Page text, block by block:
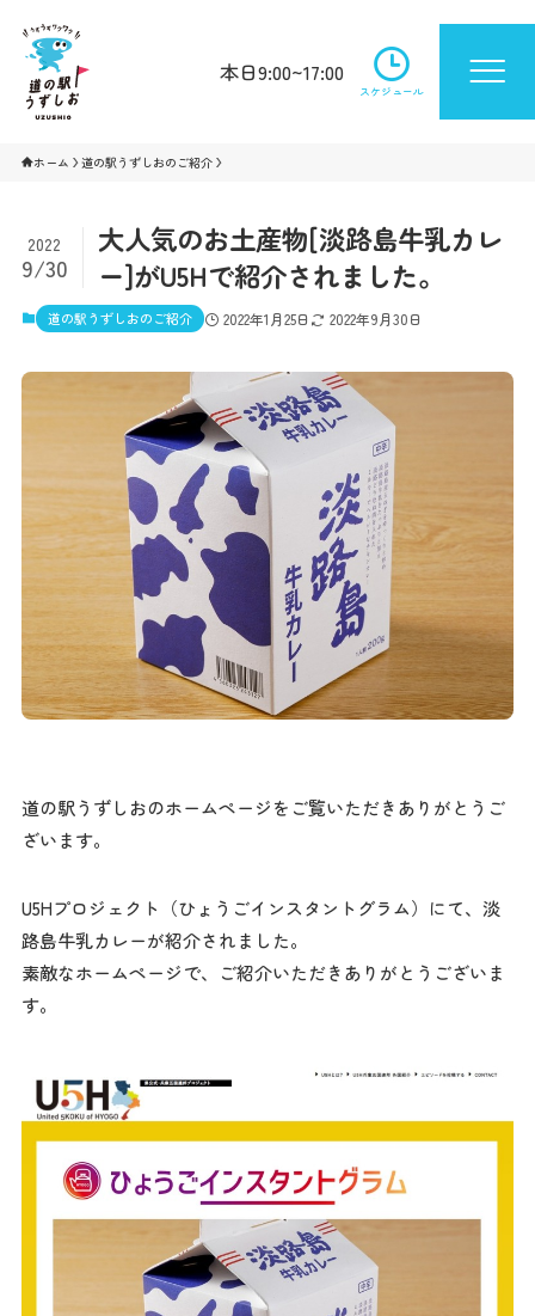
本日9:00~17:00
スケジュール
ホーム 道の駅うずしおのご紹介
大人気のお土産物[淡路島牛乳カレ
ー]がU5Hで紹介されました。
2022
9/30
道の駅うずしおのご紹介 2022年1月25日 2022年9月30日
道の駅うずしおのホームページをご覧いただきありがとうご
ざいます。
U5Hプロジェクト（ひょうごインスタントグラム）にて、淡
路島牛乳カレーが紹介されました。
素敵なホームページで、ご紹介いただきありがとうございま
す。